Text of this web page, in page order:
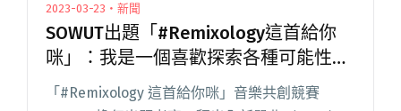
2023-03-23・新聞
SOWUT出題「#Remixology這首給你
咪」：我是一個喜歡探索各種可能性的
人
「#Remixology 這首給你咪」音樂共創競賽